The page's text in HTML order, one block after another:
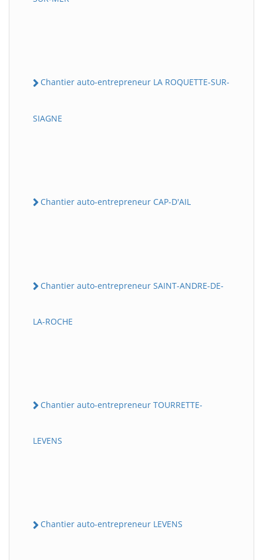
Chantier auto-entrepreneur LA ROQUETTE-SUR-
SIAGNE
Chantier auto-entrepreneur CAP-D'AIL
Chantier auto-entrepreneur SAINT-ANDRE-DE-
LA-ROCHE
Chantier auto-entrepreneur TOURRETTE-
LEVENS
Chantier auto-entrepreneur LEVENS